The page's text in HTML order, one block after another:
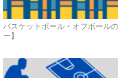
バスケットボール・オフボール
ー】